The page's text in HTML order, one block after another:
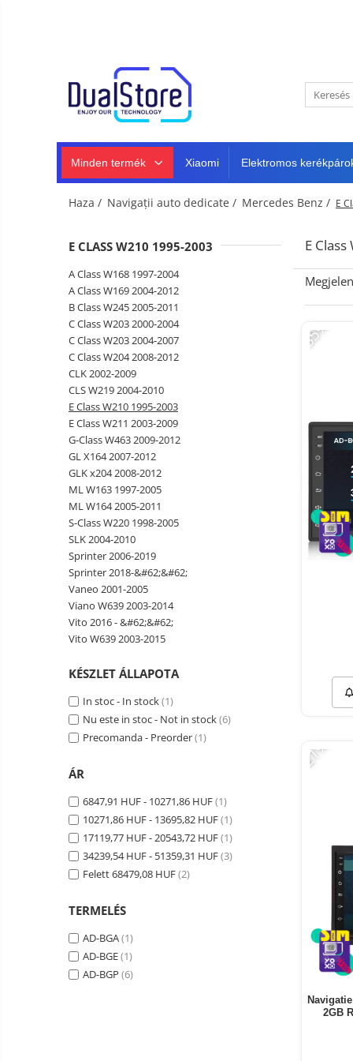
Minden (okos és klasszikus)
Telefongyártók
Masszív telefonok
5G telefonok
Tartozék
TV és
projektorok
Autó-,
otthon-
és
sportkamerák
Autó DVR kamera
Okos autó tükrök kamerával
Vezeték nélküli térfigyelő
kamerák
Mini videokamera
Térfigyelő kamera tartozékok
Fejhallgató
Vezetékes fejhallgató
Professzionális fejhallgató
Vezeték nélküli fejhallgató
Okosórák és fitnesz karkötők
Fitness karkötők
Okosóra
Tartozékok okosóra
Elektromos
robogók
tartozékok
Elektromos robogók
Robogó alkatrészek és
tartozékok
Elektromos
bicikli
Gadgets
Smart Home
Gadgets tartozék
Kamerás drónok
Külső akkumulátor
Az autó tartozékai
Lifestyle
Vonalkód olvasók
Hordozható elektromos
állomások és napelemek
Napelemek
Minden termék Xiaomi Elektromos
Haza / Navigații auto dedicate / Mercedes Benz / E
E
E CLASS W210 1995-2003
A Class W168 1997-2004
A Class W169 2004-2012
B Class W245 2005-2011
C Class W203 2000-2004
C Class W203 2004-2007
C Class W204 2008-2012
CLK 2002-2009
CLS W219 2004-2010
E Class W210 1995-2003
E Class W211 2003-2009
G-Class W463 2009-2012
GL X164 2007-2012
GLK x204 2008-2012
ML W163 1997-2005
ML W164 2005-2011
S-Class W220 1998-2005
SLK 2004-2010
Sprinter 2006-2019
Sprinter 2018-&#62;&#62;
Vaneo 2001-2005
Viano W639 2003-2014
Vito 2016 - &#62;&#62;
Vito W639 2003-2015
KÉSZLET ÁLLAPOTA
In stoc - In stock(1)
Nu este in stoc - Not in stock(6)
Precomanda - Preorder(1)
ÁR
6847,91 HUF - 10271,86 HUF(1)
10271,86 HUF - 13695,82 HUF(1)
17119,77 HUF - 20543,72 HUF(1)
34239,54 HUF - 51359,31 HUF(3)
Felett 68479,08 HUF(2)
TERMELÉS
AD-BGA(1)
AD-BGE(1)
AD-BGP (6)
-35%
-21%
2GB